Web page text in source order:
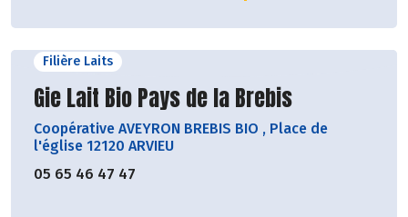
Filière Laits
Découvrir le producteur
Gie Lait Bio Pays de la Brebis
Coopérative AVEYRON BREBIS BIO , Place de
l'église 12120 ARVIEU
05 65 46 47 47